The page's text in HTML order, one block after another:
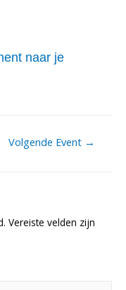
naar je
Volgende Event →
Vereiste velden zijn